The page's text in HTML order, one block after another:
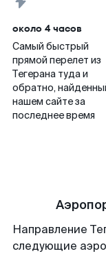
около 4 часов
Самый быстрый
прямой перелет из
Тегерана туда и
обратно,
нашем сайте за
последнее время
Направление
следующие